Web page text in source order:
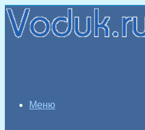
Меню